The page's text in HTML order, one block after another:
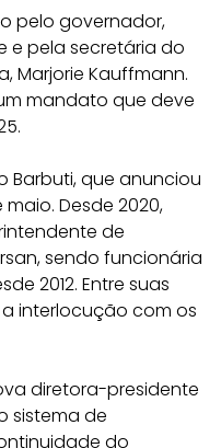
pelo governador,
e pela secretária do
Marjorie Kauffmann.
mandato que deve
Barbuti, que anunciou
Desde 2020,
de
sendo funcionária
2012. Entre suas
interlocução com os
diretora-presidente
sistema de
do